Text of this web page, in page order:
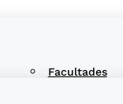
Facultades